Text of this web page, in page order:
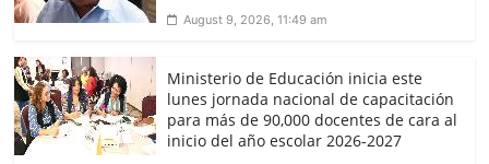
August 9, 2026, 11:49 am
Ministerio de Educación inicia este
lunes jornada nacional de capacitación
para más de 90,000 docentes de cara al
inicio del año escolar 2026-2027